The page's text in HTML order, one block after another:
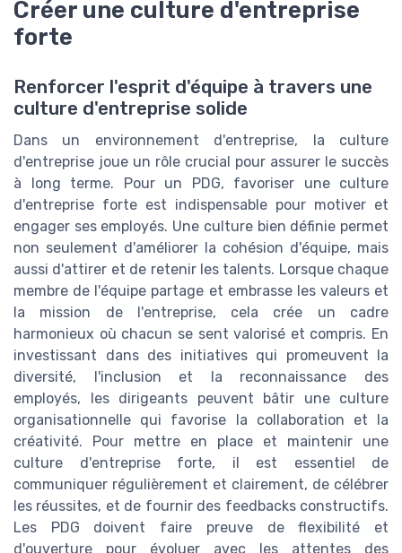
Créer une culture d'entreprise
forte
Renforcer l'esprit d'équipe à travers une
culture d'entreprise solide
Dans un environnement d'entreprise, la culture
d'entreprise joue un rôle crucial pour assurer le succès
à long terme. Pour un PDG, favoriser une culture
d'entreprise forte est indispensable pour motiver et
engager ses employés. Une culture bien définie permet
non seulement d'améliorer la cohésion d'équipe, mais
aussi d'attirer et de retenir les talents. Lorsque chaque
membre de l'équipe partage et embrasse les valeurs et
la mission de l'entreprise, cela crée un cadre
harmonieux où chacun se sent valorisé et compris. En
investissant dans des initiatives qui promeuvent la
diversité, l'inclusion et la reconnaissance des
employés, les dirigeants peuvent bâtir une culture
organisationnelle qui favorise la collaboration et la
créativité. Pour mettre en place et maintenir une
culture d'entreprise forte, il est essentiel de
communiquer régulièrement et clairement, de célébrer
les réussites, et de fournir des feedbacks constructifs.
Les PDG doivent faire preuve de flexibilité et
d'ouverture pour évoluer avec les attentes des